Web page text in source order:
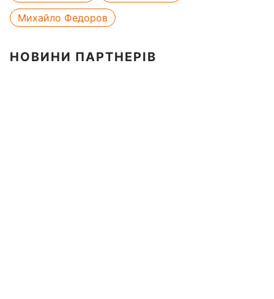
Михайло Федоров
НОВИНИ ПАРТНЕРІВ